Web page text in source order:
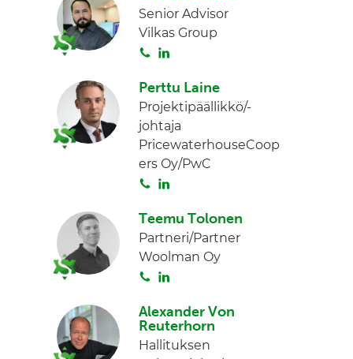
Senior Advisor
Vilkas Group
S
i
t
a
n
k
e
d
I
Perttu Laine
Projektipäällikkö/-
johtaja
PricewaterhouseCoop
ers Oy/PwC
S
i
t
a
n
k
e
n
Teemu Tolonen
Partneri/Partner
Woolman Oy
S
i
t
a
n
k
e
Alexander Von
Reuterhorn
Hallituksen